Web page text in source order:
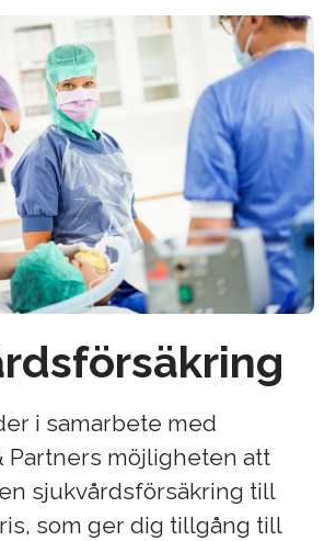
i samarbete med
Partners möjligheten att
sjukvårdsförsäkring till
som ger dig tillgång till